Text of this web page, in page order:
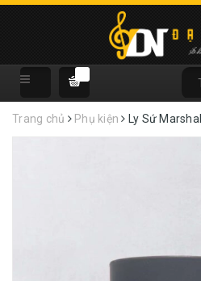
Trang chủ Phụ kiện Ly Sứ Marshall